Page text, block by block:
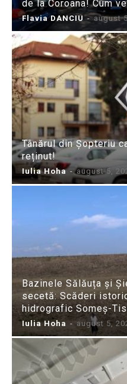
de la Coroana! Cum
Flavia DANCIU - august
Tânărul din Șopteriu
reținut!
Iulia Hoha - august 5,
Bazinele Sălăuța și
secetă: Scăderi
hidrografic Someș-
Iulia Hoha - august 5,